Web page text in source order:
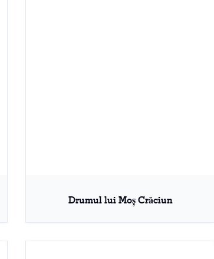
Drumul lui Moș Crăciun